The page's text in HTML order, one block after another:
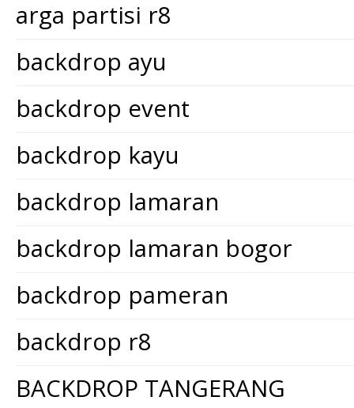
arga partisi r8
backdrop ayu
backdrop event
backdrop kayu
backdrop lamaran
backdrop lamaran bogor
backdrop pameran
backdrop r8
BACKDROP TANGERANG